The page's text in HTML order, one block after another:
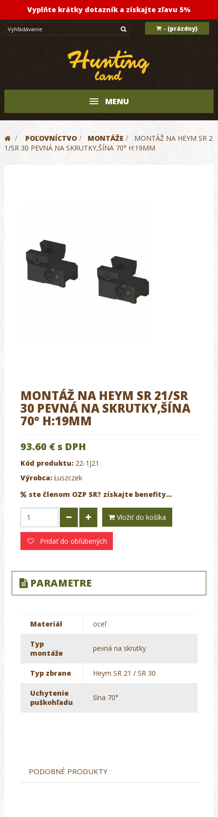
Vyplňte krátky dotazník a získajte zľavu 5%
- (prázdny)
MENU
> POĽOVNÍCTVO > MONTÁŽE >
MONTÁŽ NA HEYM SR 2
1/SR 30 PEVNÁ NA SKRUTKY,ŠÍNA 70° H:19MM
MONTÁŽ NA HEYM SR 21/SR
30 PEVNÁ NA SKRUTKY,ŠÍNA
70° H:19MM
93.60 € s DPH
Kód produktu: 22-1J21
Výrobca: Łuszczek
ste členom OZP SR? získajte benefity...
Vložiť do košíka
Pridať do obľúbených
PARAMETRE
Materiál oceľ
Typ
montáže
pevná na skrutky
Typ zbrane Heym SR 21 / SR 30
Uchytenie
puškohľadu
šína 70°
PODOBNÉ PRODUKTY